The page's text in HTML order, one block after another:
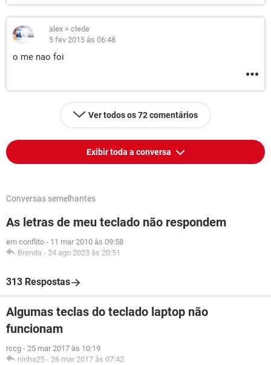
alex > clede
5 fev 2015 às 06:48
o me nao foi
Ver todos os 72 comentários
Exibir toda a conversa
Conversas semelhantes
As letras de meu teclado não respondem
em conflito - 11 mar 2010 às 09:58
Brenda - 24 ago 2023 às 20:51
313 Respostas
Algumas teclas do teclado laptop não
funcionam
rccg - 25 mar 2017 às 10:19
ninha25 - 26 mar 2017 às 07:42